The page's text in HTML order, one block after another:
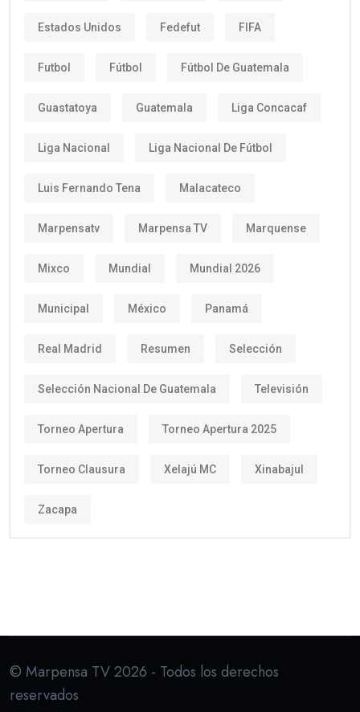
Estados Unidos Fedefut FIFA
Futbol Fútbol Fútbol De Guatemala
Guastatoya Guatemala Liga Concacaf
Liga Nacional Liga Nacional De Fútbol
Luis Fernando Tena Malacateco
Marpensatv Marpensa TV Marquense
Mixco Mundial Mundial 2026
Municipal México Panamá
Real Madrid Resumen Selección
Selección Nacional De Guatemala Televisión
Torneo Apertura Torneo Apertura 2025
Torneo Clausura Xelajú MC Xinabajul
Zacapa
© Marpensa TV 2026 - Todos los derechos
reservados